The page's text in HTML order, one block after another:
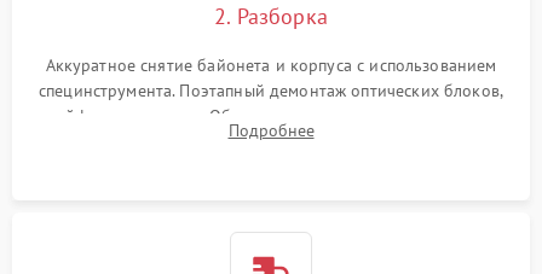
2. Разборка
Аккуратное снятие байонета и корпуса с использованием
специнструмента. Поэтапный демонтаж оптических блоков,
шлейфов и приводов. Обязательная маркировка положения
линзовых групп для сохранения заводской центровки при
Подробнее